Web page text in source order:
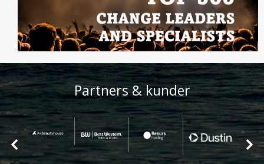
Partners & kunder